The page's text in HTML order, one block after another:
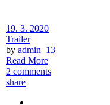
19. 3. 2020
Trailer
by admin_13
Read More
2 comments
share